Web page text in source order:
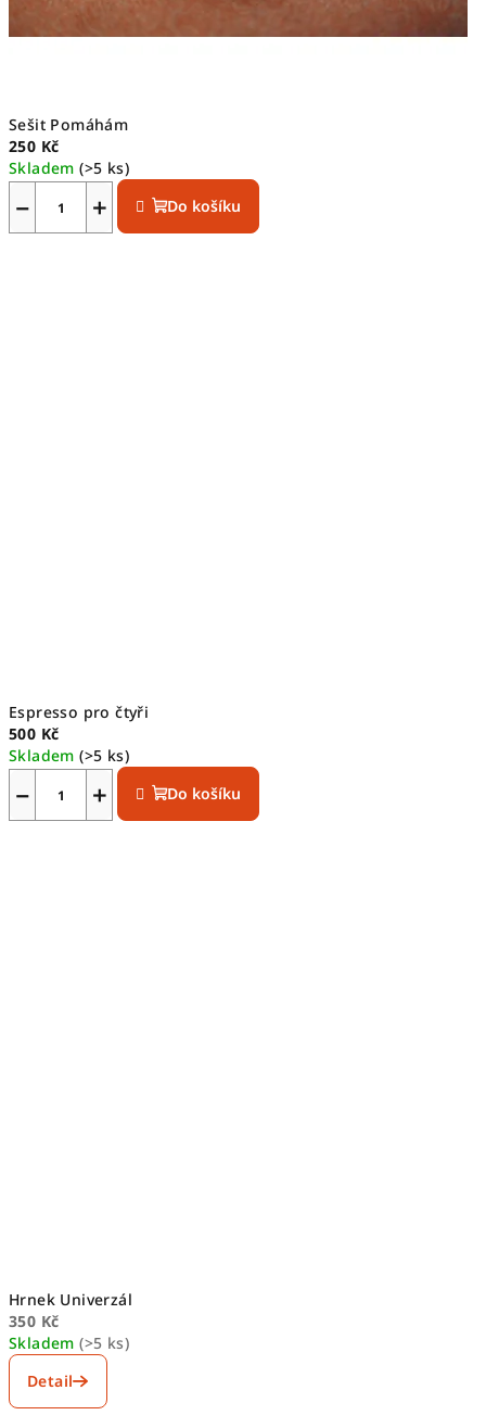
Sešit Pomáhám
250 Kč
Skladem(>5 ks)
+
− Do košíku
Espresso pro čtyři
500 Kč
Skladem(>5 ks)
+
− Do košíku
Hrnek Univerzál
350 Kč
Skladem(>5 ks)
Detail